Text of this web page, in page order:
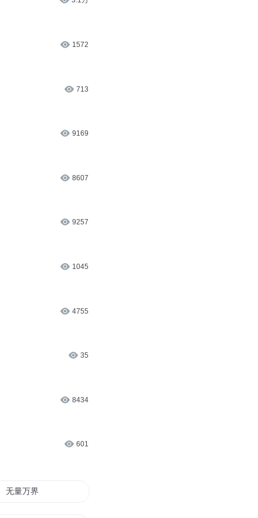
1572
713
9169
8607
9257
1045
4755
35
8434
601
无量万界